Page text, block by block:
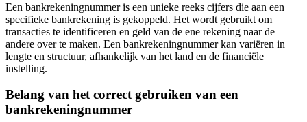
Een bankrekeningnummer is een unieke reeks cijfers die aan een
specifieke bankrekening is gekoppeld. Het wordt gebruikt om
transacties te identificeren en geld van de ene rekening naar de
andere over te maken. Een bankrekeningnummer kan variëren in
lengte en structuur, afhankelijk van het land en de financiële
instelling.
Belang van het correct gebruiken van een
bankrekeningnummer